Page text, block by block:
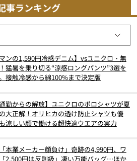
事ランキング
マンの1,590円冷感デニム】vsユニクロ・無
猛暑を乗り切る“涼感ロングパンツ”3選を
接触冷感から綿100%まで決定版
通勤からの解放】ユニクロのポロシャツが夏
大正解！オリヒカの透け防止シャツも優
涼しい顔で働ける超快適ウエアの実力
本業メーカー顔負け」奇跡の4,990円、ワ
2,500円は反則級」凄い万能バッグ…ほか